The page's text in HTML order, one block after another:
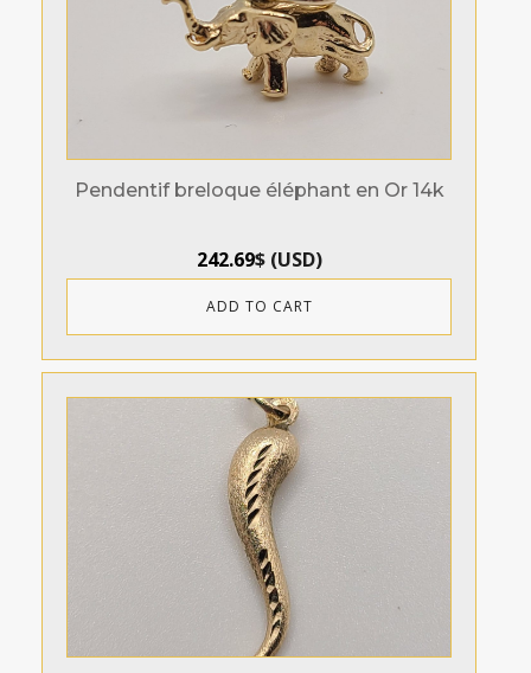
Pendentif breloque éléphant en Or 14k
242.69$(USD)
ADD TO CART